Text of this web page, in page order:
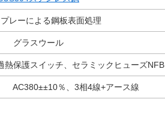
レーによる鋼板表面処理
グラスウール
熱保護スイッチ、セラミックヒューズNFB
AC380±±10％、 3相4線+アース線